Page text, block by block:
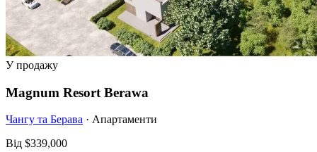
У продажу
Magnum Resort Berawa
Чангу та Берава · Апартаменти
Від $339,000